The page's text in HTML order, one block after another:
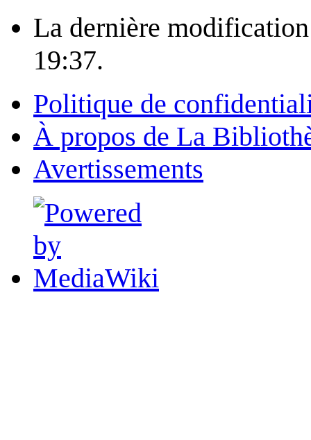
La dernière
19:37.
Politique de
À propos de La
Avertissements